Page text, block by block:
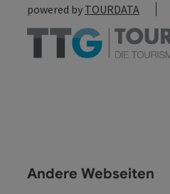
powered by TOURDATA
Andere Webseiten